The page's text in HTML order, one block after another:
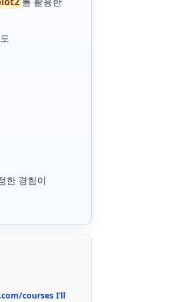
한 경험이
courses I’ll